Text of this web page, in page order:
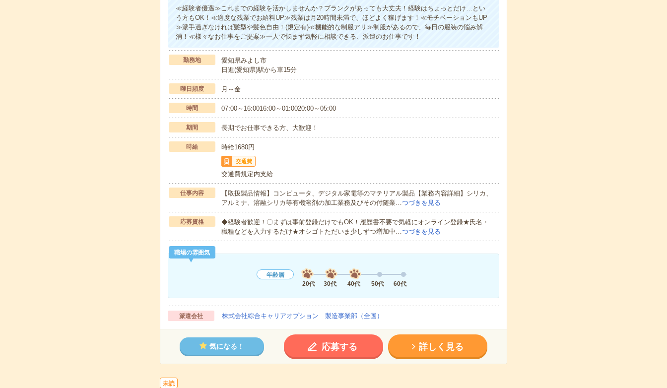
≪経験者優遇≫これまでの経験を活かしませんか？ブランクがあっても大丈夫！経験はちょっとだけ…とい
う方もOK！≪適度な残業でお給料UP≫残業は月20時間未満で、ほどよく稼げます！≪モチベーションもUP
≫派手過ぎなければ髪型や髪色自由！(規定有)≪機能的な制服アリ≫制服があるので、毎日の服装の悩み解
消！≪様々なお仕事をご提案≫一人で悩まず気軽に相談できる、派遣のお仕事です！
勤務地
愛知県みよし市
日進(愛知県)駅から車15分
曜日頻度 月～金
時間 07:00～16:0016:00～01:0020:00～05:00
期間 長期でお仕事できる方、大歓迎！
時給 時給1680円
交通費
交通費規定内支給
仕事内容
【取扱製品情報】コンピュータ、デジタル家電等のマテリアル製品【業務内容詳細】シリカ、
アルミナ、溶融シリカ等有機溶剤の加工業務及びその付随業…つづきを見る
応募資格
◆経験者歓迎！〇まずは事前登録だけでもOK！履歴書不要で気軽にオンライン登録★氏名・
職種などを入力するだけ★オシゴトただいま少しずつ増加中…つづきを見る
職場の雰囲気
年齢層
20代
30代 40代 50代 60代
派遣会社 株式会社綜合キャリアオプション 製造事業部（全国）
気になる！ 応募する 詳しく見る
未読